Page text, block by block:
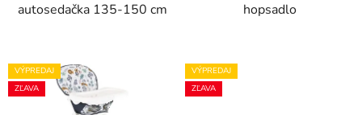
autosedačka 135-150 cm hopsadlo
VÝPREDAJ
ZĽAVA
VÝPREDAJ
ZĽAVA